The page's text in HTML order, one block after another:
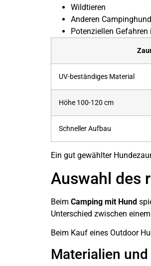
Wildtieren
Anderen
Potenziellen Gefahren
UV-beständiges Material
Höhe 100-120 cm
Schneller Aufbau
Ein gut gewählter
Auswahl des
Beim Camping mit Hund
Unterschied zwischen
Beim Kauf eines Outdoor
Materialien